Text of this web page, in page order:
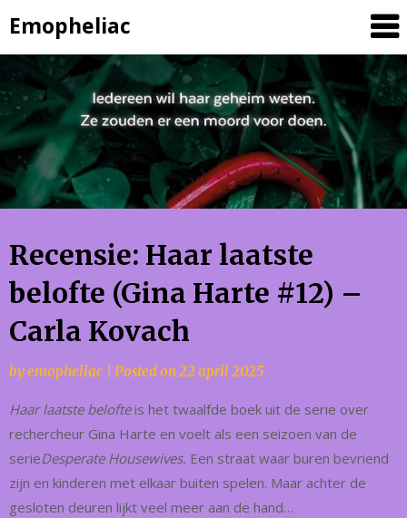
to
content
Emopheliac
Recensie: Haar laatste
belofte (Gina Harte #12) –
Carla Kovach
byemopheliac Posted on22 april 2025
Haar laatste belofteis het twaalfde boek uit de serie over
rechercheur Gina Harte en voelt als een seizoen van de
serieDesperate Housewives. Een straat waar buren bevriend
zijn en kinderen met elkaar buiten spelen. Maar achter de
gesloten deuren lijkt veel meer aan de hand…